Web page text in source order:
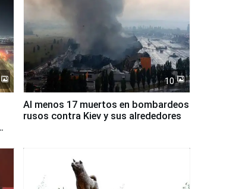
10
Al menos 17 muertos en bombardeos
rusos contra Kiev y sus alrededores